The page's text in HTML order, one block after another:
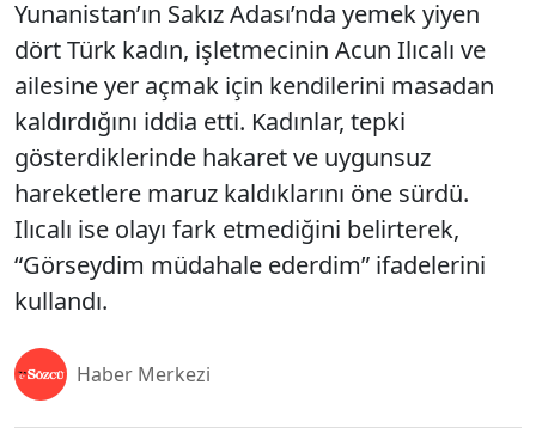
Yunanistan’ın Sakız Adası’nda yemek yiyen
dört Türk kadın, işletmecinin Acun Ilıcalı ve
ailesine yer açmak için kendilerini masadan
kaldırdığını iddia etti. Kadınlar, tepki
gösterdiklerinde hakaret ve uygunsuz
hareketlere maruz kaldıklarını öne sürdü.
Ilıcalı ise olayı fark etmediğini belirterek,
“Görseydim müdahale ederdim” ifadelerini
kullandı.
Haber Merkezi